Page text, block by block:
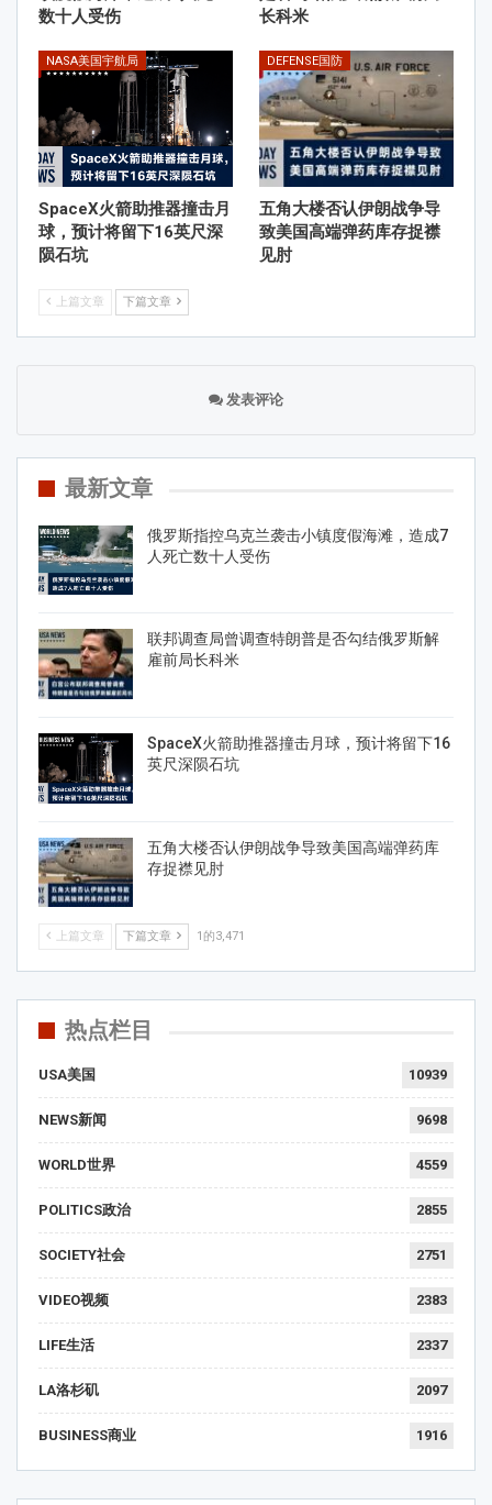
数十人受伤
长科米
NASA美国宇航局
SpaceX火箭助推器撞击月
球，预计将留下16英尺深
陨石坑
DEFENSE国防
五角大楼否认伊朗战争导
致美国高端弹药库存捉襟
见肘
上篇文章 下篇文章
发表评论
最新文章
俄罗斯指控乌克兰袭击小镇度假海滩，造成7
人死亡数十人受伤
联邦调查局曾调查特朗普是否勾结俄罗斯解
雇前局长科米
SpaceX火箭助推器撞击月球，预计将留下16
英尺深陨石坑
五角大楼否认伊朗战争导致美国高端弹药库
存捉襟见肘
上篇文章 下篇文章 1的3,471
热点栏目
USA美国 10939
NEWS新闻 9698
WORLD世界 4559
POLITICS政治 2855
SOCIETY社会 2751
VIDEO视频 2383
LIFE生活 2337
LA洛杉矶 2097
BUSINESS商业 1916